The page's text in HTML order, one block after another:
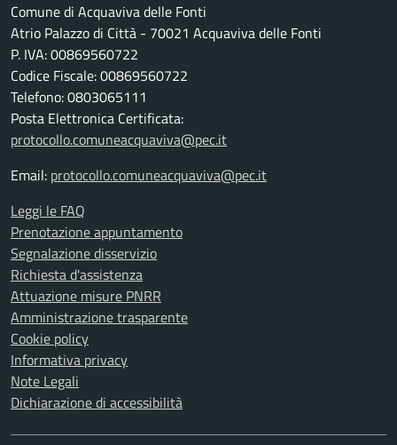
Comune di Acquaviva delle Fonti
Atrio Palazzo di Città - 70021 Acquaviva delle Fonti
P. IVA: 00869560722
Codice Fiscale: 00869560722
Telefono: 0803065111
Posta Elettronica Certificata:
protocollo.comuneacquaviva@pec.it
Email: protocollo.comuneacquaviva@pec.it
Leggi le FAQ
Prenotazione appuntamento
Segnalazione disservizio
Richiesta d'assistenza
Attuazione misure PNRR
Amministrazione trasparente
Cookie policy
Informativa privacy
Note Legali
Dichiarazione di accessibilità